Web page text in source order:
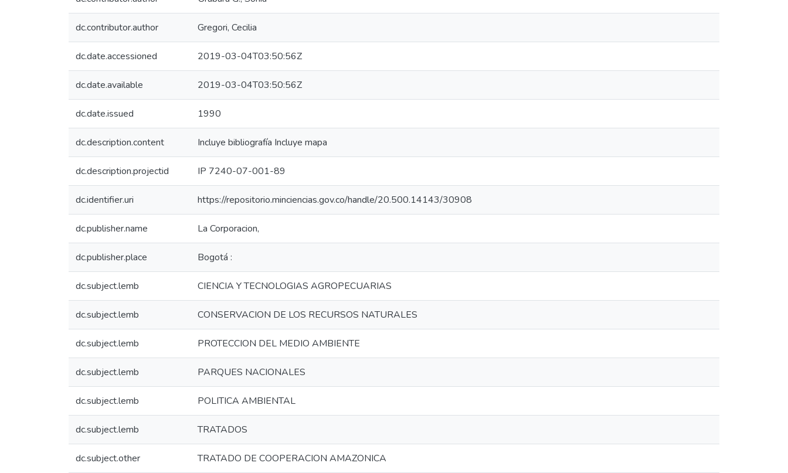
dc.contributor.author Gregori, Cecilia
dc.date.accessioned 2019-03-04T03:50:56Z
dc.date.available 2019-03-04T03:50:56Z
dc.date.issued 1990
dc.description.content Incluye bibliografía Incluye mapa
dc.description.projectid IP 7240-07-001-89
dc.identifier.uri https://repositorio.minciencias.gov.co/handle/20.500.14143/30908
dc.publisher.name La Corporacion,
dc.publisher.place Bogotá :
dc.subject.lemb CIENCIA Y TECNOLOGIAS AGROPECUARIAS
dc.subject.lemb CONSERVACION DE LOS RECURSOS NATURALES
dc.subject.lemb PROTECCION DEL MEDIO AMBIENTE
dc.subject.lemb PARQUES NACIONALES
dc.subject.lemb POLITICA AMBIENTAL
dc.subject.lemb TRATADOS
dc.subject.other TRATADO DE COOPERACION AMAZONICA